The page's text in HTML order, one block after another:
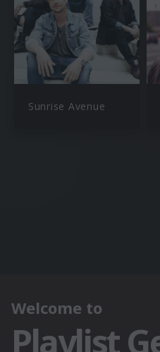
Sunrise Avenue